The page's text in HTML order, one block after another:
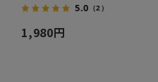
5.0 （2）
1,980円